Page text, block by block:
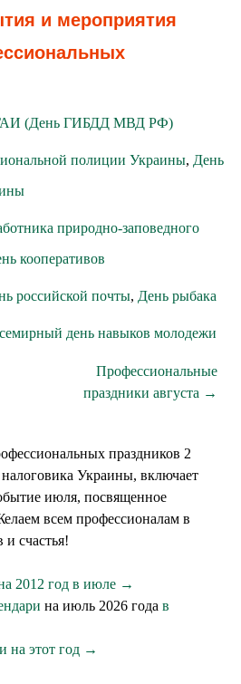
и мероприятия
(День ГИБДД МВД РФ)
полиции Украины, День
природно-заповедного
кооперативов
российской почты, День рыбака
день навыков молодежи
Профессиональные
праздники августа →
праздников 2
Украины, включает
июля, посвященное
всем профессионалам в
и счастья!
2012 год в июле →
на июль 2026 года в
на этот год →